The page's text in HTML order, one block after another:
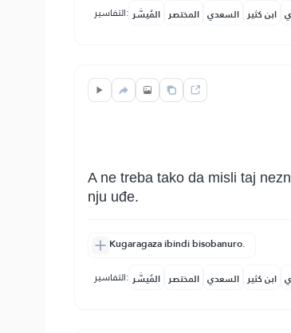
التفاسير: المُيسَّر المختصر السعدي ابن كثير
A ne treba tako da misli taj
nju uđe.
Kugaragaza ibindi bisobanuro.
التفاسير: المُيسَّر المختصر السعدي ابن كثير